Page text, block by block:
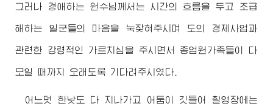
그러나 경애하는 원수님 께서는 시간의 흐름을 두고 조급
해하는 일군들의 마음을 눅잦혀주시며 도의 경제사업과
관련한 강령적인 가르치심을 주시면서 종업원가족들이 다
모일 때까지 오래도록 기다려주시였다.
어느덧 한낮도 다 지나가고 어둠이 깃들어 촬영장에는